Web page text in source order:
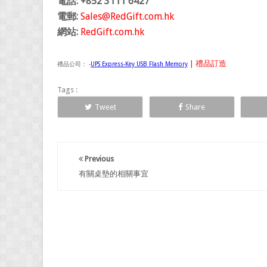
電郵: Sales@RedGift.com.hk
網站: RedGift.com.hk
禮品公司： -UPS Express-Key USB Flash Memory | 禮品訂造
Tags :
Tweet
Share
Previous
有關桌墊的相關事宜